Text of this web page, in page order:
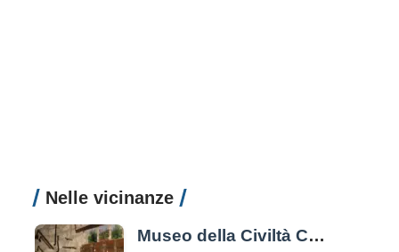
Nelle vicinanze
Museo della Civiltà Contadina e dell’Ulivo di Pastena